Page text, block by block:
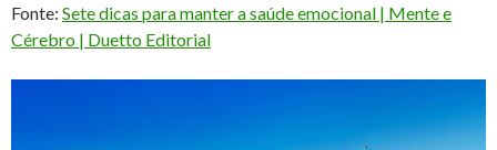
Fonte: Sete dicas para manter a saúde emocional | Mente e
Cérebro | Duetto Editorial